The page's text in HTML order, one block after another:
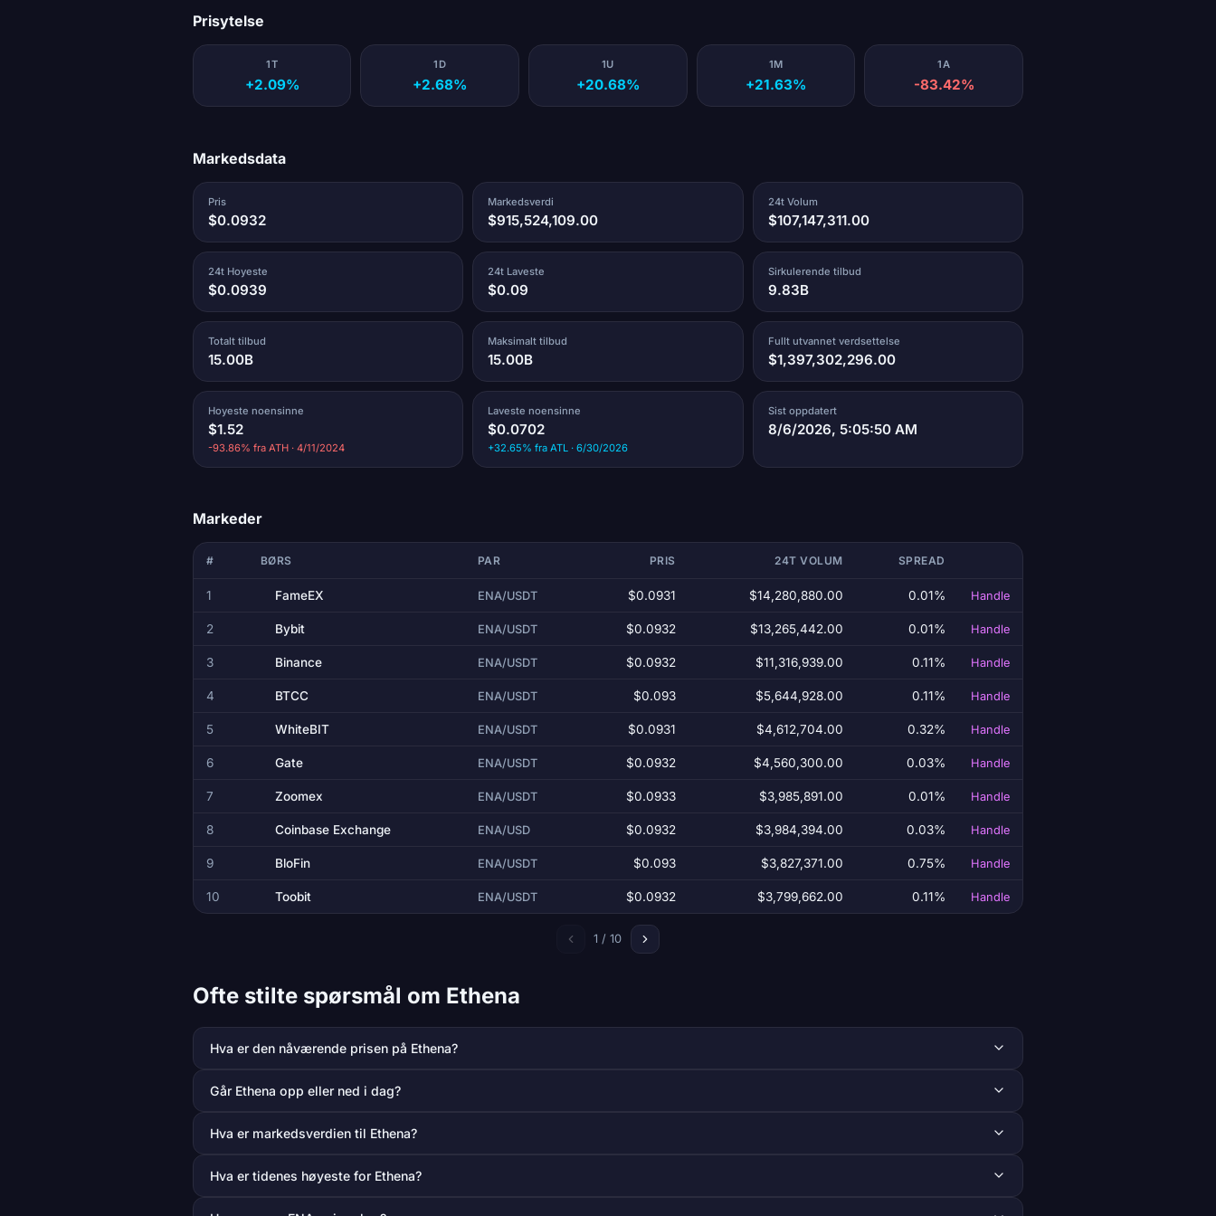
Prisytelse
1T
+2.09%
1D
+2.68%
1U
+20.68%
1M
+21.63%
1A
-83.42%
Markedsdata
Pris
$0.0932
Markedsverdi
$915,524,109.00
24t Volum
$107,147,311.00
24t Hoyeste
$0.0939
24t Laveste
$0.09
Sirkulerende tilbud
9.83B
Totalt tilbud
15.00B
Maksimalt tilbud
15.00B
Fullt utvannet verdsettelse
$1,397,302,296.00
Hoyeste noensinne
$1.52
-93.86% fra ATH · 4/11/2024
Laveste noensinne
$0.0702
+32.65% fra ATL · 6/30/2026
Sist oppdatert
8/6/2026, 5:05:50 AM
Markeder
# BØRS PAR PRIS 24T VOLUM SPREAD
1 FameEX ENA/USDT $0.0931 $14,280,880.00 0.01% Handle
2 Bybit ENA/USDT $0.0932 $13,265,442.00 0.01% Handle
3 Binance ENA/USDT $0.0932 $11,316,939.00 0.11% Handle
4 BTCC ENA/USDT $0.093 $5,644,928.00 0.11% Handle
5 WhiteBIT ENA/USDT $0.0931 $4,612,704.00 0.32% Handle
6 Gate ENA/USDT $0.0932 $4,560,300.00 0.03% Handle
7 Zoomex ENA/USDT $0.0933 $3,985,891.00 0.01% Handle
8 Coinbase Exchange ENA/USD $0.0932 $3,984,394.00 0.03% Handle
9 BloFin ENA/USDT $0.093 $3,827,371.00 0.75% Handle
10 Toobit ENA/USDT $0.0932 $3,799,662.00 0.11% Handle
1 / 10
Ofte stilte spørsmål om Ethena
Hva er den nåværende prisen på Ethena?
Går Ethena opp eller ned i dag?
Hva er markedsverdien til Ethena?
Hva er tidenes høyeste for Ethena?